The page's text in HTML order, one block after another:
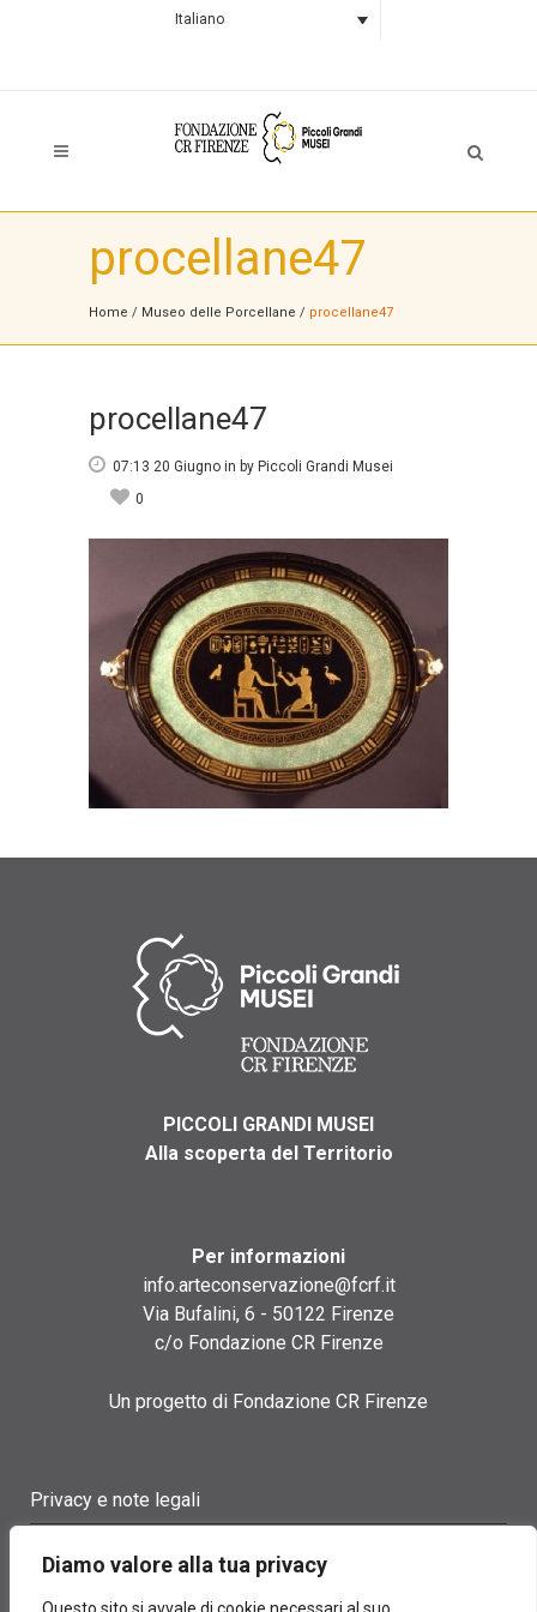
Diamo valore alla tua privacy
Italiano
procellane47
Home / Museo delle Porcellane / procellane47
procellane47
07:13 20 Giugno in by Piccoli Grandi Musei
0
PICCOLI GRANDI MUSEI
Alla scoperta del Territorio
Per informazioni
info.arteconservazione@fcrf.it
Via Bufalini, 6 - 50122 Firenze
c/o Fondazione CR Firenze
Un progetto di Fondazione CR Firenze
Privacy e note legali
Cookie policy